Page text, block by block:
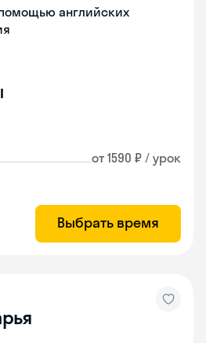
английских
от 1590 ₽ / урок
Выбрать время